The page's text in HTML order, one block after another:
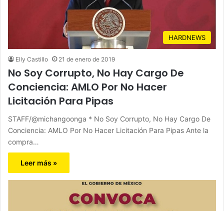
HARDNEWS
Elly Castillo 21 de enero de 2019
No Soy Corrupto, No Hay Cargo De
Conciencia: AMLO Por No Hacer
Licitación Para Pipas
STAFF/@michangoonga * No Soy Corrupto, No Hay Cargo De
Conciencia: AMLO Por No Hacer Licitación Para Pipas Ante la
compra…
Leer más »